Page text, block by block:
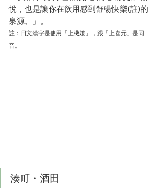
悅，也是讓你在飲用感到舒暢快樂(註)的
泉源。」。
註：日文漢字是使用「上機嫌」，跟「上喜元」是同
音。
湊町・酒田